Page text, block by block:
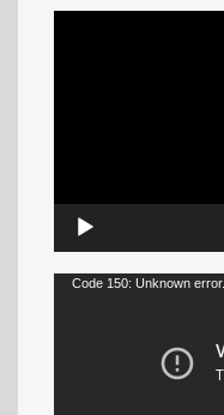
Code 150: Unknown error.